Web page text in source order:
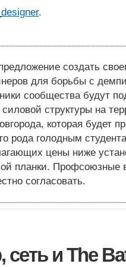
.
создать
для борьбы с
сообщества будут
силовой структуры на
которая будет
рода голодным
цены ниже
планки. Профсоюзные
согласовать.
сеть и The